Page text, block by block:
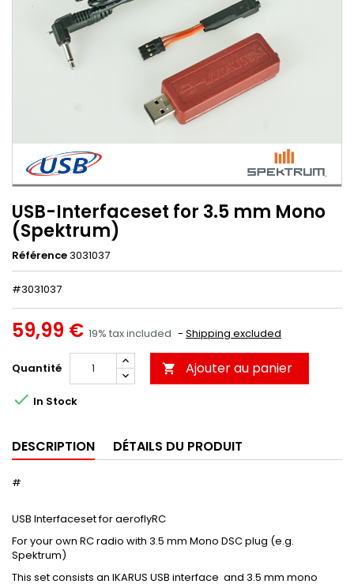
USB-Interfaceset for 3.5 mm Mono
(Spektrum)
Référence3031037
#3031037
59,99 € 19% tax included Shipping excluded
Quantité  Ajouter au panier
 In Stock
DESCRIPTION DÉTAILS DU PRODUIT
#
USB Interfaceset for aeroflyRC
For your own RC radio with 3.5 mm Mono DSC plug (e.g.
Spektrum)
This set consists an IKARUS USB interface and 3.5 mm mono